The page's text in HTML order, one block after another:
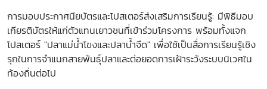
การมอบประกาศนียบัตรและโปสเตอร์ส่งเสริมการเรียนรู้: มีพิธีมอบ
เกียรติบัตรให้แก่ตัวแทนเยาวชนที่เข้าร่วมโครงการ พร้อมทั้งแจก
โปสเตอร์ "ปลาแม่น้ำโขงและปลาน้ำจืด" เพื่อใช้เป็นสื่อการเรียนรู้เชิง
รุกในการจำแนกสายพันธุ์ปลาและต่อยอดการเฝ้าระวังระบบนิเวศใน
ท้องถิ่นต่อไป